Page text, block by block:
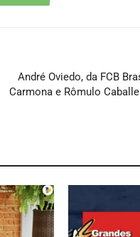
André Oviedo, da FCB
Carmona e Rômulo